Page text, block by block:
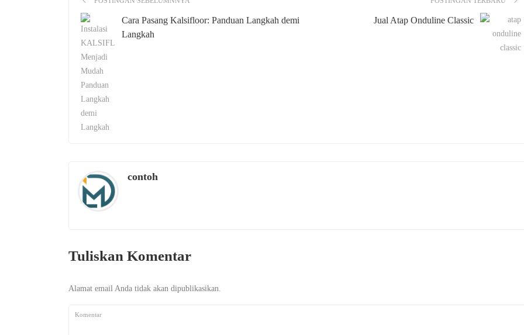
Cara Pasang Kalsifloor: Panduan Langkah demi
Langkah
Jual Atap Onduline Classic
contoh
Tuliskan Komentar
Alamat email Anda tidak akan dipublikasikan.
Komentar